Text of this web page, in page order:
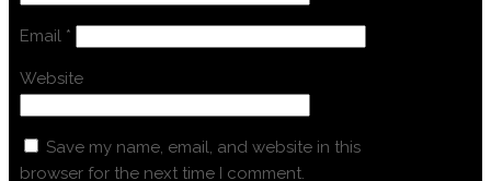
Email *
Website
Save my name, email, and website in this
browser for the next time I comment.